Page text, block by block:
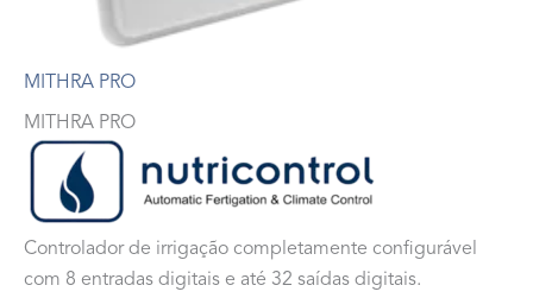
MITHRA PRO
MITHRA PRO
Controlador de irrigação completamente configurável
com 8 entradas digitais e até 32 saídas digitais.